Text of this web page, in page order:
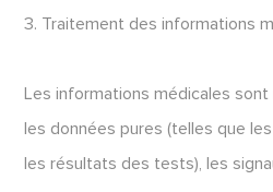
3. Traitement des informations
Les informations médicales
les données pures (telles que
les résultats des tests), les